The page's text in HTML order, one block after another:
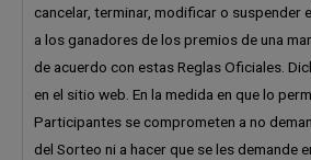
cancelar, terminar, modificar o suspender
a los ganadores de los premios de una
de acuerdo con estas Reglas Oficiales.
en el sitio web. En la medida en que lo
Participantes se comprometen a no
del Sorteo ni a hacer que se les demande